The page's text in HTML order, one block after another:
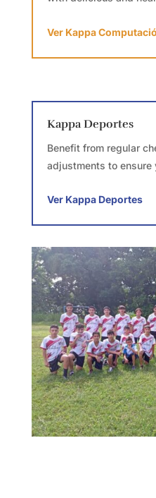
Ver Kappa
Kappa Deportes
Benefit from regular
adjustments to ensure
Ver Kappa Deportes